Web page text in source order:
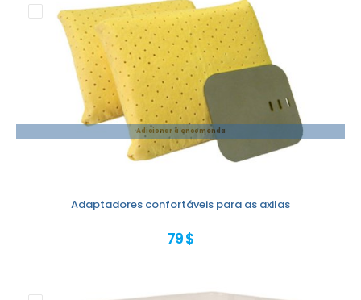
Adicionar à encomenda
Adaptadores confortáveis para as axilas
79 $